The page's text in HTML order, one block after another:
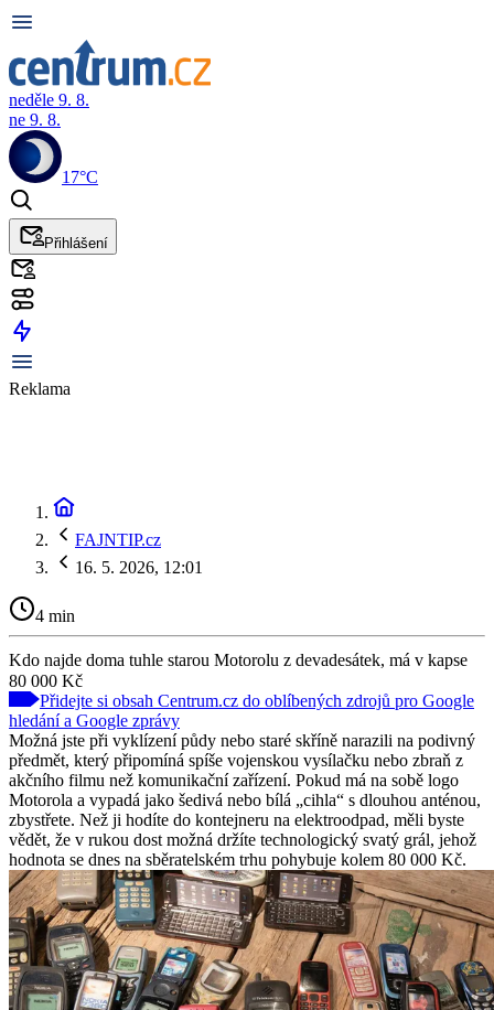
neděle 9. 8.
ne 9. 8.
17°C
Přihlášení
Reklama
FAJNTIP.cz
16. 5. 2026, 12:01
4 min
Kdo najde doma tuhle starou Motorolu z devadesátek, má v kapse
80 000 Kč
Přidejte si obsah Centrum.cz do oblíbených zdrojů pro Google
hledání a Google zprávy
Možná jste při vyklízení půdy nebo staré skříně narazili na podivný
předmět, který připomíná spíše vojenskou vysílačku nebo zbraň z
akčního filmu než komunikační zařízení. Pokud má na sobě logo
Motorola a vypadá jako šedivá nebo bílá „cihla“ s dlouhou anténou,
zbystřete. Než ji hodíte do kontejneru na elektroodpad, měli byste
vědět, že v rukou dost možná držíte technologický svatý grál, jehož
hodnota se dnes na sběratelském trhu pohybuje kolem 80 000 Kč.